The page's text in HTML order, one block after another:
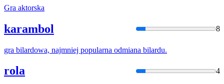
Gra aktorska
karambol 8
gra bilardowa, najmniej popularna odmiana bilardu.
rola 4